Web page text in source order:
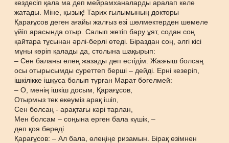
кездесіп қала ма деп мейрамханаларды аралап келе
жатады. Міне, қызық! Тарих ғылымының докторы
Қарағұсов деген ағайы жалғыз өзі шөлмектерден шөмеле
үйіп арасында отыр. Салып жетіп бару ұят, содан соң
қайтара тұсынан әрлі-берлі өтеді. Біраздан соң, әлгі кісі
мұны көріп қалады да, столына шақырып:
– Сен баланы өлең жазады деп естідім. Жазғыш болсаң
осы отырысымды суреттеп берші – дейді. Ерні кезеріп,
ішкілікке ішқұса болып тұрған Марат бөгелмей:
– О, менің ішкіш досым, Қарағұсов,
Отырмыз тек екеуміз арақ ішіп,
Сен болсаң - арақтағы кәрі тарлан,
Мен болсам – соңына ерген бала күшік, –
деп қоя береді.
Қарағұсов: – Ал бала, өлеңіңе ризамын. Бірақ өзімнен